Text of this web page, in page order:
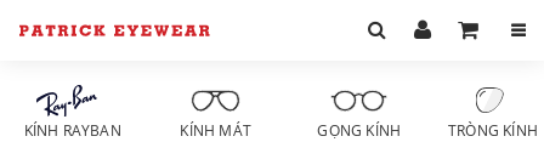
KÍNH RAYBAN KÍNH MÁT GỌNG KÍNH TRÒNG KÍNH